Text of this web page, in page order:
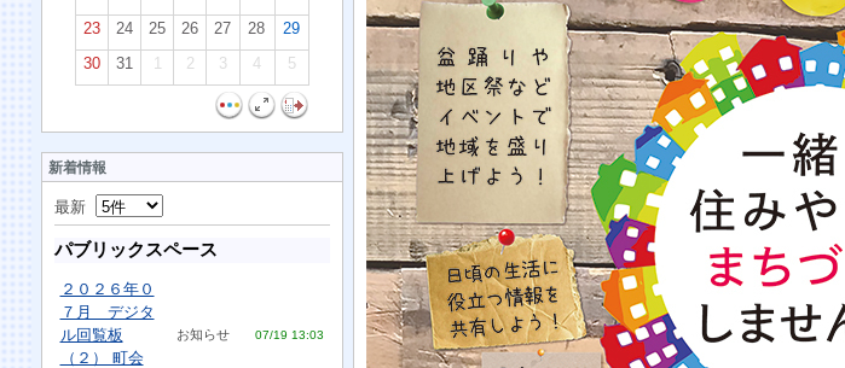
23
24 25 26 27 28
29
30
31 1 2 3 4 5
新着情報
最新
パブリックスペース
２０２６年０
７月 デジタ
ル回覧板
（２） 町会
お知らせ 07/19 13:03